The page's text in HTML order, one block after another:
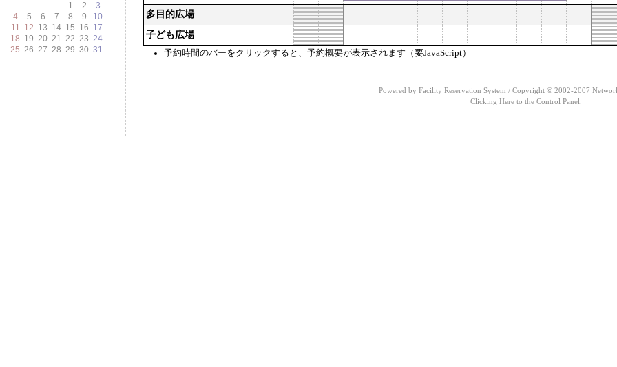
予約時間のバーをクリックすると、予約概要が表示されます（要JavaScript）
多目的広場
子ども広場
Powered by Facility Reservation System / Copyright © 2002-2007
Clicking Here to the Control Panel.
1
2
3
4
5 6 7 8 9
10
11 12 13 14 15 16 17
18 19 20 21 22 23 24
25 26 27 28 29 30 31